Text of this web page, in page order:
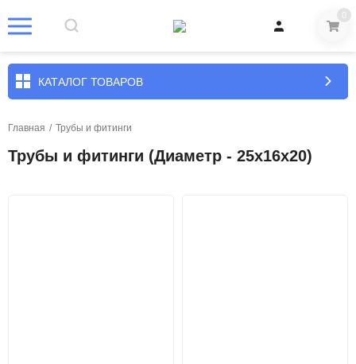
0
КАТАЛОГ ТОВАРОВ
Главная / Трубы и фитинги
Трубы и фитинги (Диаметр - 25х16х20)